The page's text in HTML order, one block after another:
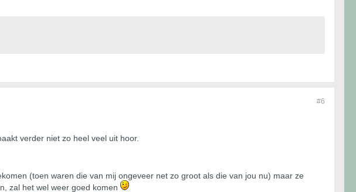
#6
verder niet zo heel veel uit hoor.
(toen waren die van mij ongeveer net zo groot als die van jou nu) maar ze
zal het wel weer goed komen